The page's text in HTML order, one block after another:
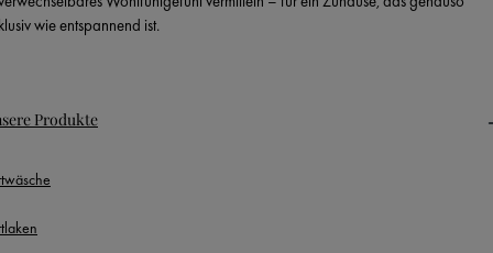
wie entspannend ist.
Produkte